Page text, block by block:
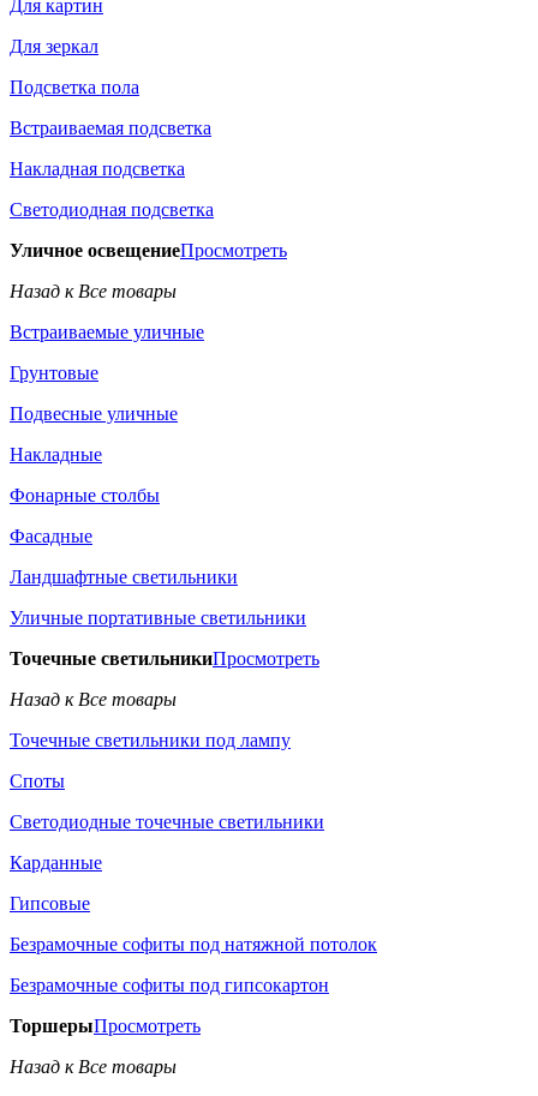
Для картин
Для зеркал
Подсветка пола
Встраиваемая подсветка
Накладная подсветка
Светодиодная подсветка
Уличное освещениеПросмотреть
Назад к Все товары
Встраиваемые уличные
Грунтовые
Подвесные уличные
Накладные
Фонарные столбы
Фасадные
Ландшафтные светильники
Уличные портативные светильники
Точечные светильникиПросмотреть
Назад к Все товары
Точечные светильники под лампу
Споты
Светодиодные точечные светильники
Карданные
Гипсовые
Безрамочные софиты под натяжной потолок
Безрамочные софиты под гипсокартон
ТоршерыПросмотреть
Назад к Все товары